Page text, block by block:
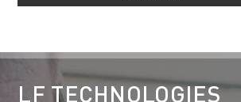
LF TECHNOLOGIES